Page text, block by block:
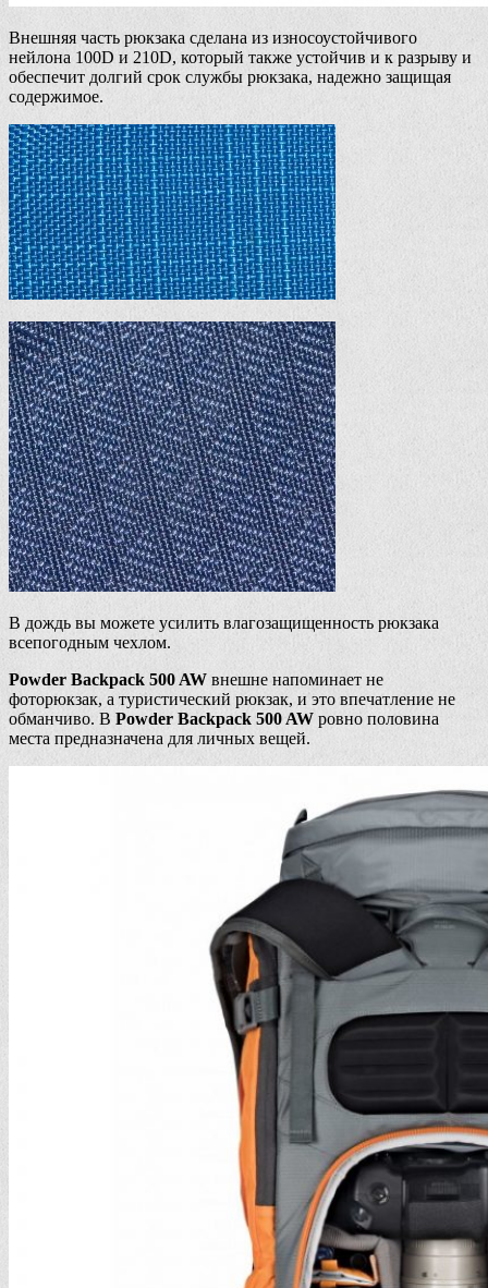
Внешняя часть рюкзака сделана из износоустойчивого
нейлона 100D и 210D, который также устойчив и к разрыву и
обеспечит долгий срок службы рюкзака, надежно защищая
содержимое.
В дождь вы можете усилить влагозащищенность рюкзака
всепогодным чехлом.
Powder Backpack 500 AW внешне напоминает не
фоторюкзак, а туристический рюкзак, и это впечатление не
обманчиво. В Powder Backpack 500 AW ровно половина
места предназначена для личных вещей.